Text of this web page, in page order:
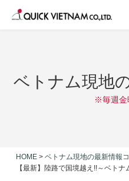
ベトナム現地
※毎週金
HOME > ベトナム現地の最新情報
【最新】陸路で国境越え!!～ベト